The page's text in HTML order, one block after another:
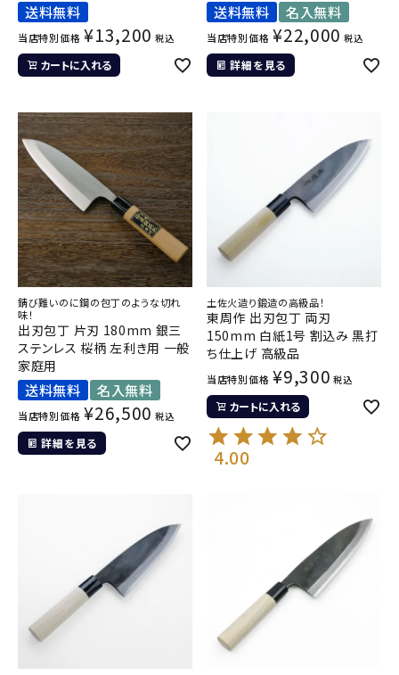
送料無料
当店特別価格 ¥13,200 税込
カートに入れる
送料無料 名入無料
当店特別価格 ¥22,000 税込
詳細を見る
錆び難いのに鋼の包丁のような切れ
味！
出刃包丁 片刃 180mm 銀三
ステンレス 桜柄 左利き用 一般
家庭用
送料無料 名入無料
当店特別価格 ¥26,500 税込
詳細を見る
土佐火造り鍛造の高級品！
東周作 出刃包丁 両刃
150mm 白紙1号 割込み 黒打
ち仕上げ 高級品
当店特別価格 ¥9,300 税込
カートに入れる
4.00